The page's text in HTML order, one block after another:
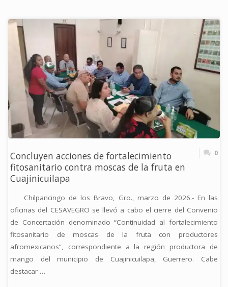
Concluyen acciones de fortalecimiento
fitosanitario contra moscas de la fruta en
Cuajinicuilapa
0
Chilpancingo de los Bravo, Gro., marzo de 2026.- En las
oficinas del CESAVEGRO se llevó a cabo el cierre del Convenio
de Concertación denominado “Continuidad al fortalecimiento
fitosanitario de moscas de la fruta con productores
afromexicanos”, correspondiente a la región productora de
mango del municipio de Cuajinicuilapa, Guerrero. Cabe
destacar …